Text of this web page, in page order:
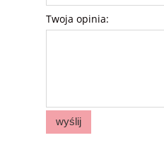
Twoja opinia:
wyślij